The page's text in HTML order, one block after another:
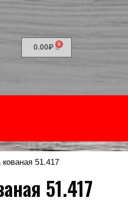
0.00₽
51.417
51.417